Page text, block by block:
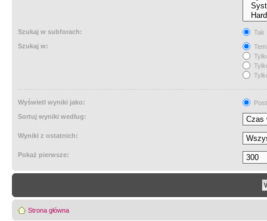
Szukaj w subforach:
Tak
Szukaj w:
Wyświetl wyniki jako:
Sortuj wyniki według:
Wyniki z ostatnich:
Pokaż pierwsze:
Strona główna